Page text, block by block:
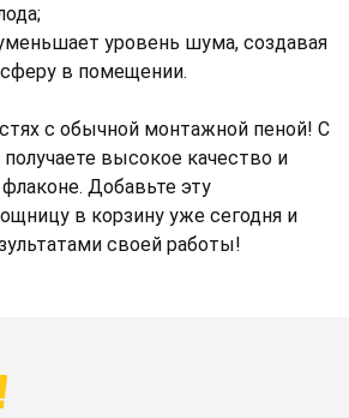
уровень шума, создавая
в помещении.
с обычной монтажной пеной! С
высокое качество и
Добавьте эту
в корзину уже сегодня и
своей работы!